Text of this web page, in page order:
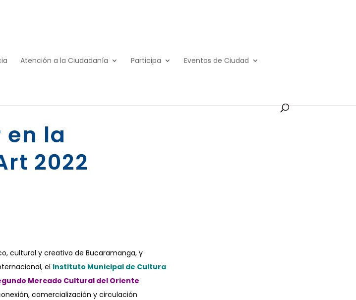
Atención a la Ciudadanía Participa Eventos de Ciudad
la
2022
cultural y creativo de Bucaramanga, y
el Instituto Municipal de Cultura
Mercado Cultural del Oriente
comercialización y circulación